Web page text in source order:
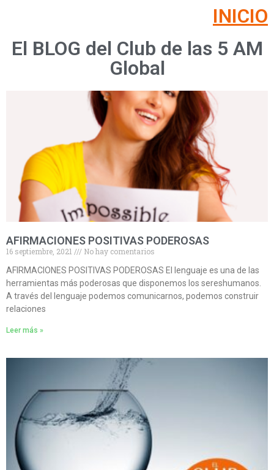
INICIO
El BLOG del Club de las 5 AM
Global
AFIRMACIONES POSITIVAS PODEROSAS
16 septiembre, 2021
No hay comentarios
AFIRMACIONES POSITIVAS PODEROSAS El lenguaje es una de las
herramientas más poderosas que disponemos los sereshumanos.
A través del lenguaje podemos comunicarnos, podemos construir
relaciones
Leer más »